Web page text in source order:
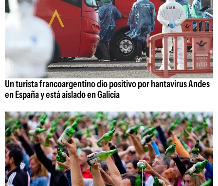
Un turista francoargentino dio positivo por hantavirus Andes
en España y está aislado en Galicia